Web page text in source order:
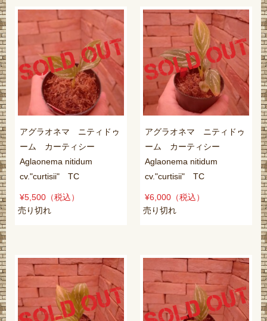
アグラオネマ ニティドゥ
ーム カーティシー
Aglaonema nitidum
cv."curtisii" TC
¥5,500 （税込）
売り切れ
アグラオネマ ニティドゥ
ーム カーティシー
Aglaonema nitidum
cv."curtisii" TC
¥6,000 （税込）
売り切れ